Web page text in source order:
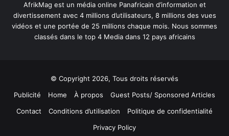
AfrikMag est un média online Panafricain d’information et
divertissement avec 4 millions d’utilisateurs, 8 millions des vues
vidéos et une portée de 25 millions chaque mois. Nous sommes
classés dans le top 4 Media dans 12 pays africains
© Copyright 2026, Tous droits réservés
Publicité
Home À propos
Guest Posts/ Sponsored Articles
Contact
Conditions d’utilisation
Politique de confidentialité
Privacy Policy